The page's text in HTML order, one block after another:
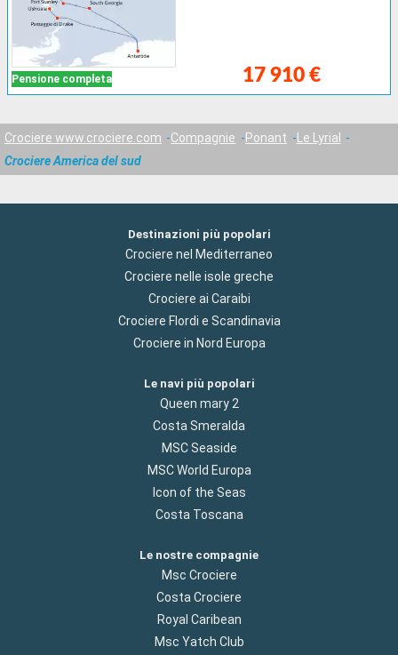
Pensione completa 17 910 €
Crociere www.crociere.com Compagnie Ponant
Le Lyrial
Crociere America del sud
Destinazioni più popolari
Crociere nel Mediterraneo
Crociere nelle isole greche
Crociere ai Caraibi
Crociere Flordi e Scandinavia
Crociere in Nord Europa
Le navi più popolari
Queen mary 2
Costa Smeralda
MSC Seaside
MSC World Europa
Icon of the Seas
Costa Toscana
Le nostre compagnie
Msc Crociere
Costa Crociere
Royal Caribean
Msc Yatch Club